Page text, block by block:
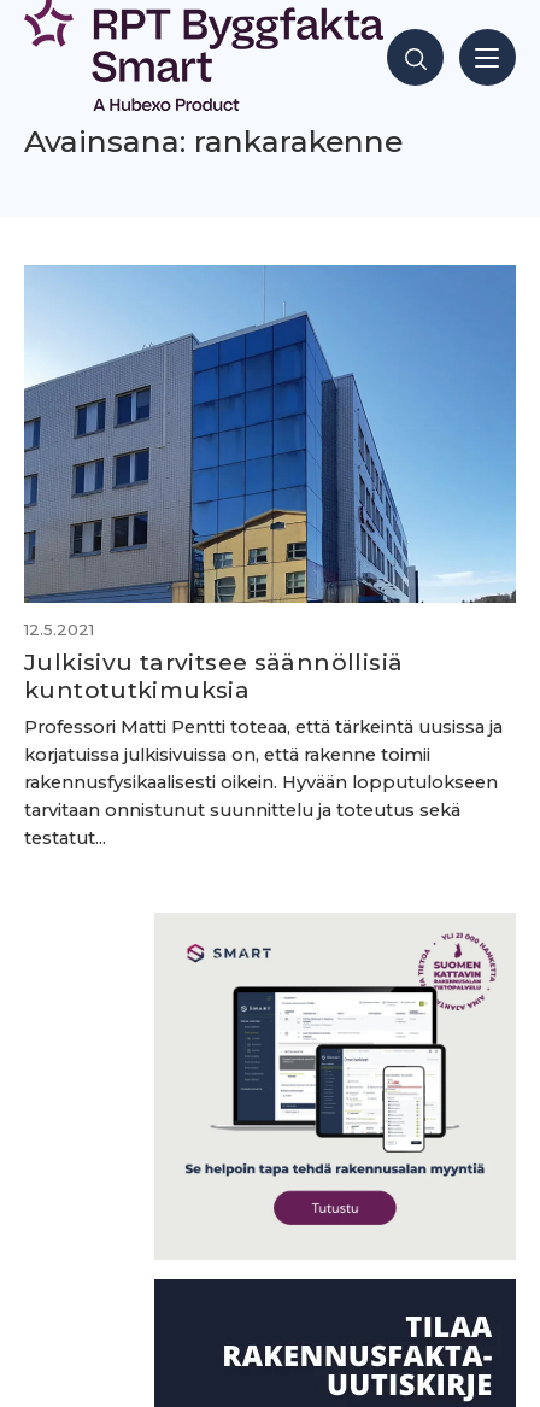
Siirry
sisältöön
Hae sisältöjä
Avainsana: rankarakenne
12.5.2021
Julkisivu tarvitsee säännöllisiä
kuntotutkimuksia
Professori Matti Pentti toteaa, että tärkeintä uusissa ja
korjatuissa julkisivuissa on, että rakenne toimii
rakennusfysikaalisesti oikein. Hyvään lopputulokseen
tarvitaan onnistunut suunnittelu ja toteutus sekä
testatut...